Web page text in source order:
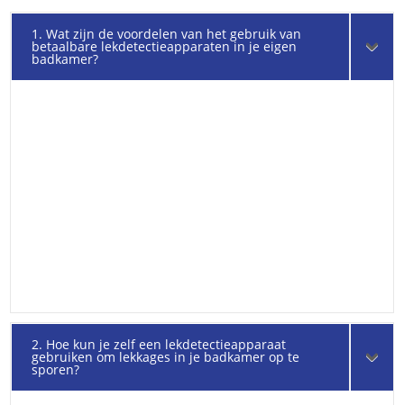
1. Wat zijn de voordelen van het gebruik van
betaalbare lekdetectieapparaten in je eigen
badkamer?
2. Hoe kun je zelf een lekdetectieapparaat
gebruiken om lekkages in je badkamer op te
sporen?